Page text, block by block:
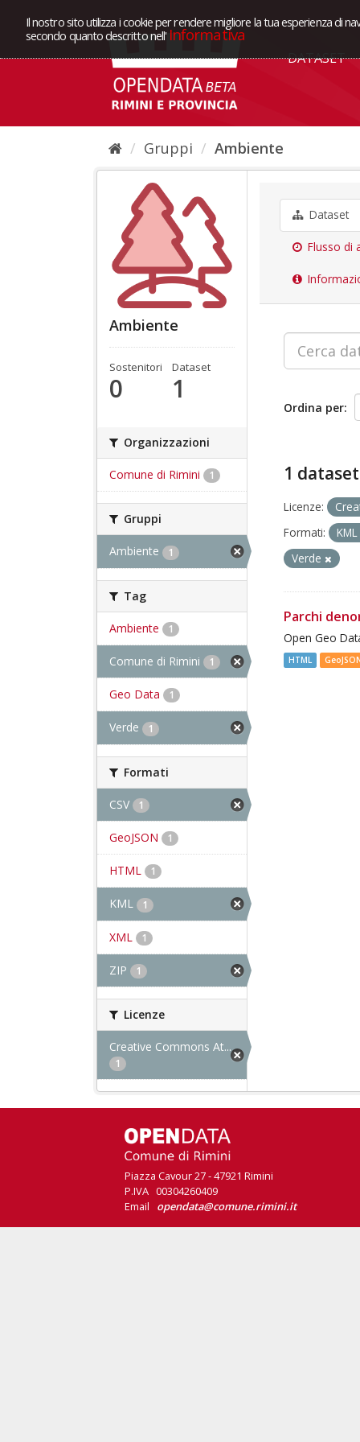
Il nostro sito utilizza i cookie per rendere migliore la tua esperienza di
secondo quanto descritto nell' Informativa
DATASET
Gruppi Ambiente
Ambiente
Sostenitori
0
Dataset
1
Organizzazioni
Comune di Rimini 1
Gruppi
Ambiente 1
Tag
Ambiente 1
Comune di Rimini 1
Geo Data 1
Verde 1
Formati
CSV 1
GeoJSON 1
HTML 1
KML 1
XML 1
ZIP 1
Licenze
Creative Commons At...
1
Dataset
Flusso di
Ordina per
1
Licenze:
Formati:
KML
Verde
Parchi
Open Geo
HTML
Piazza Cavour 27 - 47921 Rimini
P.IVA 00304260409
Email opendata@comune.rimini.it